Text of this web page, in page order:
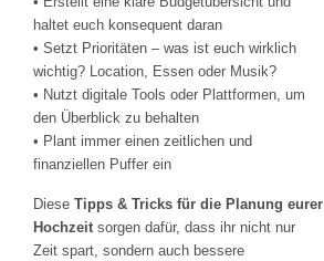
haltet euch konsequent daran
• Setzt Prioritäten – was ist euch wirklich
wichtig? Location, Essen oder Musik?
• Nutzt digitale Tools oder Plattformen, um
den Überblick zu behalten
• Plant immer einen zeitlichen und
finanziellen Puffer ein
Diese Tipps & Tricks für die Planung eurer
Hochzeitsorgen dafür, dass ihr nicht nur
Zeit spart, sondern auch bessere